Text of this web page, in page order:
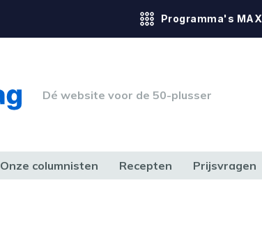
Programma's MAX
Dé website voor de 50-plusser
Onze columnisten Recepten Prijsvragen